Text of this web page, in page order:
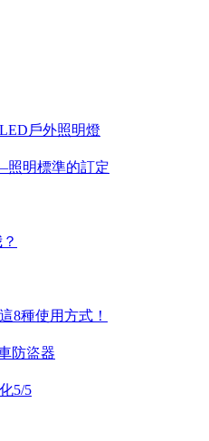
戶外照明燈
明標準的訂定
8種使用方式！
防盜器
5/5